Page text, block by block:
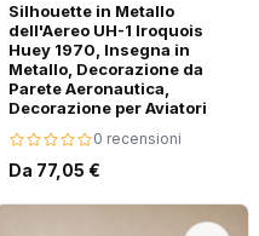
Silhouette in Metallo
dell'Aereo UH-1 Iroquois
Huey 1970, Insegna in
Metallo, Decorazione da
Parete Aeronautica,
Decorazione per Aviatori
0 recensioni
Da 77,05 €